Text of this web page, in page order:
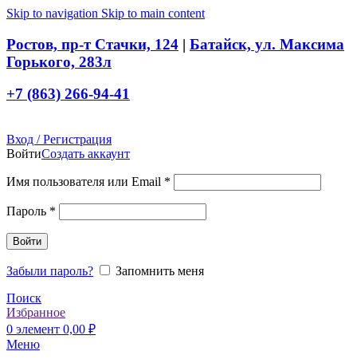
Skip to navigation Skip to main content
Ростов, пр-т Стачки, 124 | Батайск, ул. Максима
Горького, 283л
+7 (863) 266-94-41
Вход / Регистрация
ВойтиСоздать аккаунт
Имя пользователя или Email *
Пароль *
Войти
Забыли пароль?
Запомнить меня
Поиск
Избранное
0 элемент 0,00 ₽
Меню